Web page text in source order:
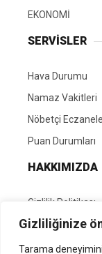
Gizliliğinize
Tarama
EKONOMİ
SERVİSLER
Hava Durumu
Namaz Vakitleri
Nöbetçi
Puan Durumları
HAKKIMIZDA
Gizlilik Politikası
GÖNÜLLÜ